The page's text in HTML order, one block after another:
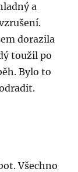
a
dorazila
toužil po
Bylo to
Všechno